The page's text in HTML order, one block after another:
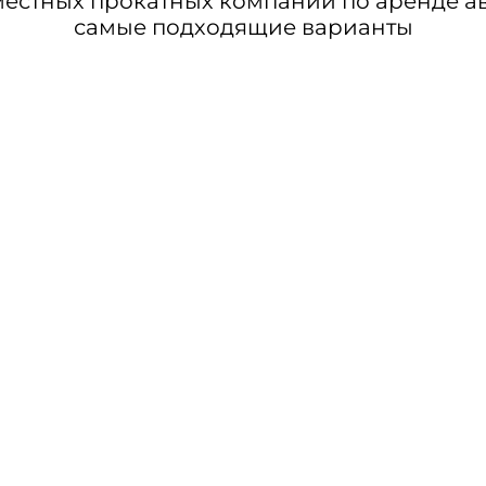
самые подходящие варианты